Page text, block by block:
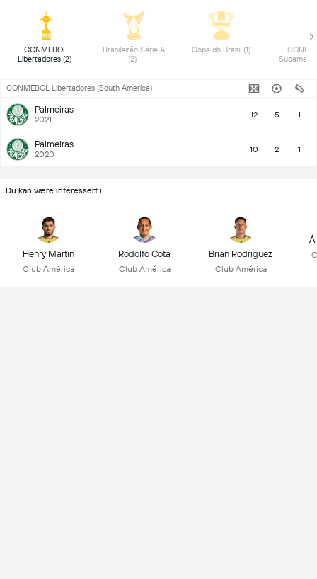
CONMEBOL
Brasileirão Série A
CONMEBOL Libertadores (South America)
Palmeiras
2021 12 5 1
Palmeiras
2020 10 2 1
Du kan være interessert i
Henry Martin
Club América
Rodolfo Cota
Club América
Brian Rodriguez
Club América